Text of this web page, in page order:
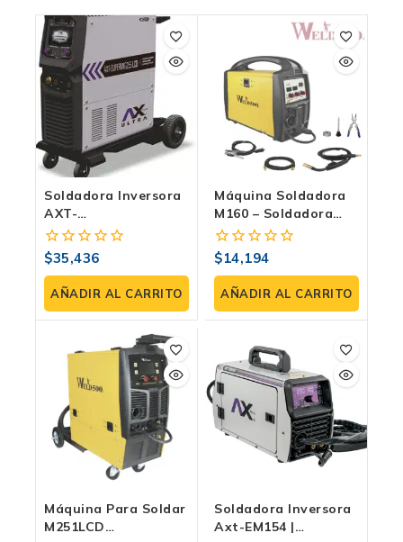
Soldadora Inversora
AXT-
SUPERMIG255LCD
MIG/MMA/TIG Lift |
250Amp
0
fuera
de
5
$35,436
AÑADIR AL CARRITO
Máquina Soldadora
M160 – Soldadora
Electrodo Y TIG Weld
500
0
fuera
de
5
$14,194
AÑADIR AL CARRITO
Máquina Para Soldar
M251LCD
Soldadora Inversora
Axt-EM154 |